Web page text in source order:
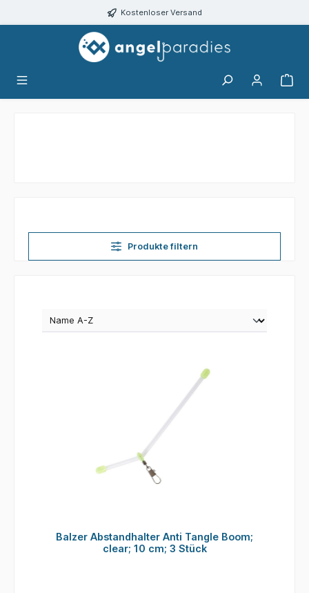
Kostenloser Versand
Produkte filtern
Balzer Abstandhalter Anti Tangle Boom;
clear; 10 cm; 3 Stück